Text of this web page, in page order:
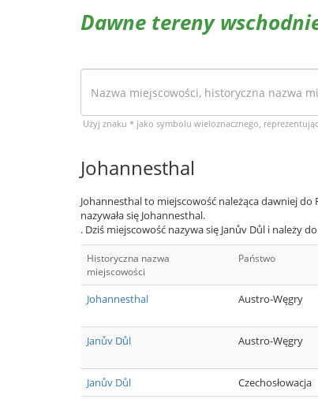
Dawne tereny
Użyj znaku * jako symbolu wieloznacznego,
Johannesthal
Johannesthal to miejscowość należąca dawniej do
nazywała się Johannesthal.
. Dziś miejscowość nazywa się Janův Důl i należy
Historyczna nazwa
miejscowości
Państwo
Johannesthal Austro-Węgry
Janův Důl
Austro-Węgry
Janův Důl
Czechosłowacja